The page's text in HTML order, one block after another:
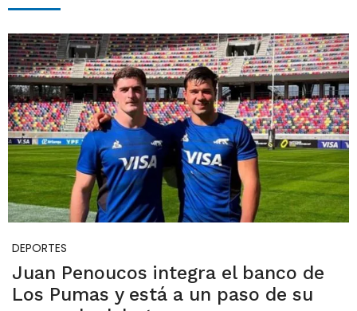
DEPORTES
Juan Penoucos integra el banco de
Los Pumas y está a un paso de su